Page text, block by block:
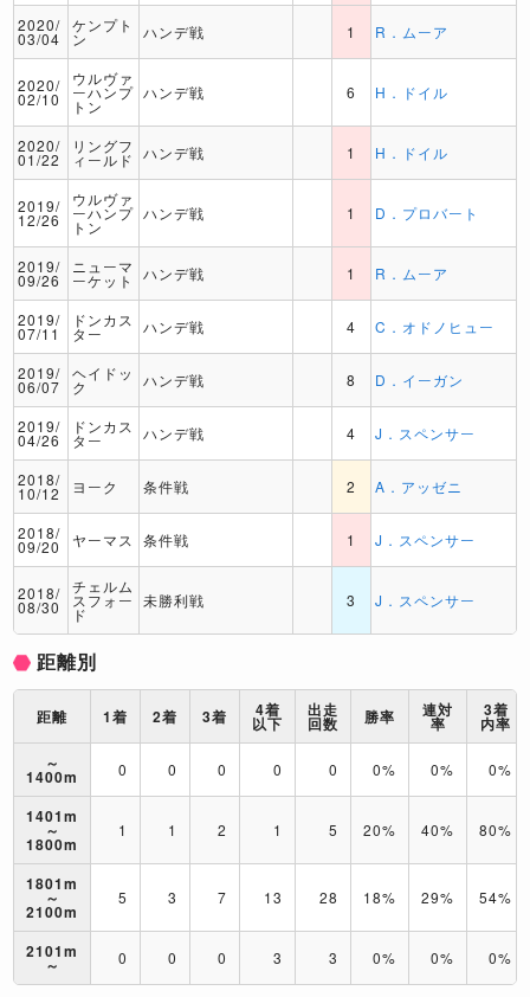
2020/
03/04
ケンプト
ン ハンデ戦 1 R．ムーア
2020/
02/10
ウルヴァ
ーハンプ
トン
ハンデ戦 6 H．ドイル
2020/
01/22
リングフ
ィールド ハンデ戦 1 H．ドイル
2019/
12/26
ウルヴァ
ーハンプ
トン
ハンデ戦 1 D．プロバート
2019/
09/26
ニューマ
ーケット ハンデ戦 1 R．ムーア
2019/
07/11
ドンカス
ター ハンデ戦 4 C．オドノヒュー
2019/
06/07
ヘイドッ
ク ハンデ戦 8 D．イーガン
2019/
04/26
ドンカス
ター ハンデ戦 4 J．スペンサー
2018/
10/12 ヨーク 条件戦 2 A．アッゼニ
2018/
09/20 ヤーマス 条件戦 1 J．スペンサー
2018/
08/30
チェルム
スフォー
ド
未勝利戦 3 J．スペンサー
距離別
距離 1着 2着 3着 4着
以下
出走
回数 勝率 連対
率
3着
内率
～
1400m 0 0 0 0 0 0% 0% 0%
1401m
～
1800m
1 1 2 1 5 20% 40% 80%
1801m
～
2100m
5 3 7 13 28 18% 29% 54%
2101m
～ 0 0 0 3 3 0% 0% 0%